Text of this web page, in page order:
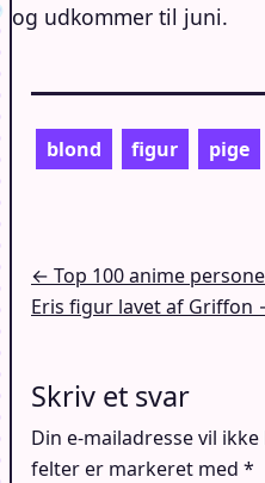
og udkommer til juni.
blond figur pige
← Top 100 anime
Eris figur lavet af Griffon
Skriv et svar
Din e-mailadresse vil
felter er markeret med *